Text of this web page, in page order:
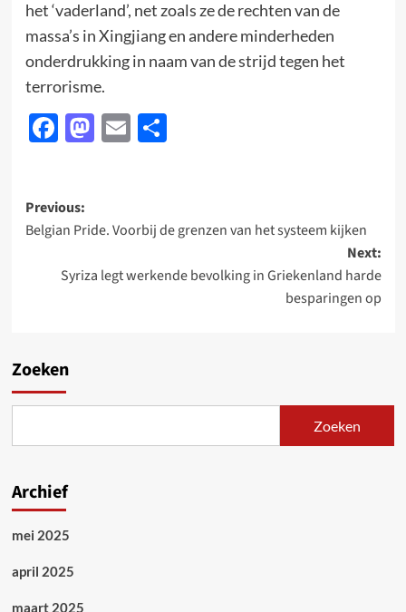
het ‘vaderland’, net zoals ze de rechten van de
massa’s in Xingjiang en andere minderheden
onderdrukking in naam van de strijd tegen het
terrorisme.
Facebook
Mastodon
EmailDelen
Post
navigation
Previous:
Belgian Pride. Voorbij de grenzen van het systeem kijken
Next:
Syriza legt werkende bevolking in Griekenland harde
besparingen op
Zoeken
Zoeken
Archief
mei 2025
april 2025
maart 2025